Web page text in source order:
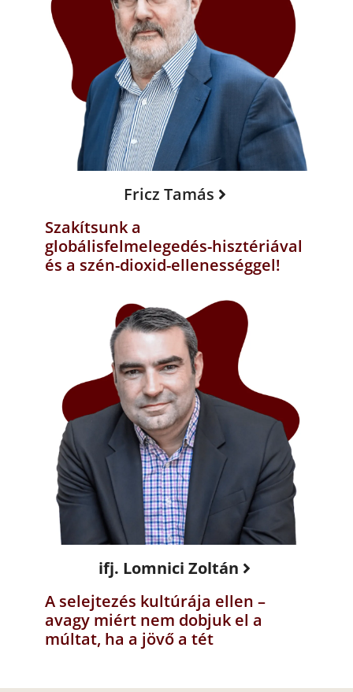
Fricz Tamás
Szakítsunk a
globálisfelmelegedés-hisztériával
és a szén-dioxid-ellenességgel!
ifj. Lomnici Zoltán
A selejtezés kultúrája ellen –
avagy miért nem dobjuk el a
múltat, ha a jövő a tét